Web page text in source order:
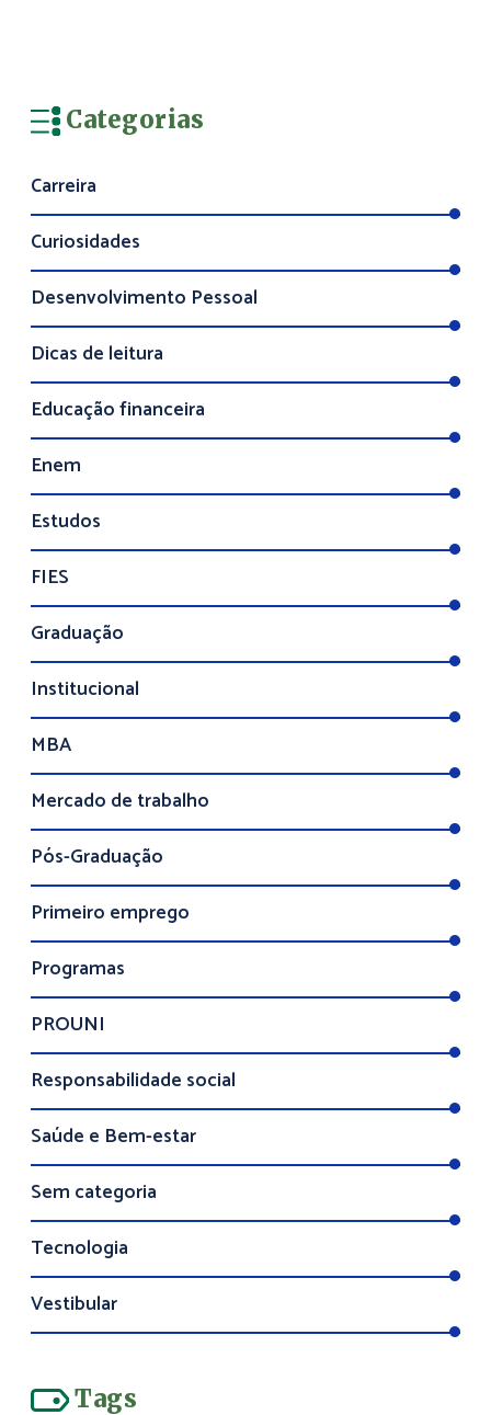
Categorias
Carreira
Curiosidades
Desenvolvimento Pessoal
Dicas de leitura
Educação financeira
Enem
Estudos
FIES
Graduação
Institucional
MBA
Mercado de trabalho
Pós-Graduação
Primeiro emprego
Programas
PROUNI
Responsabilidade social
Saúde e Bem-estar
Sem categoria
Tecnologia
Vestibular
Tags